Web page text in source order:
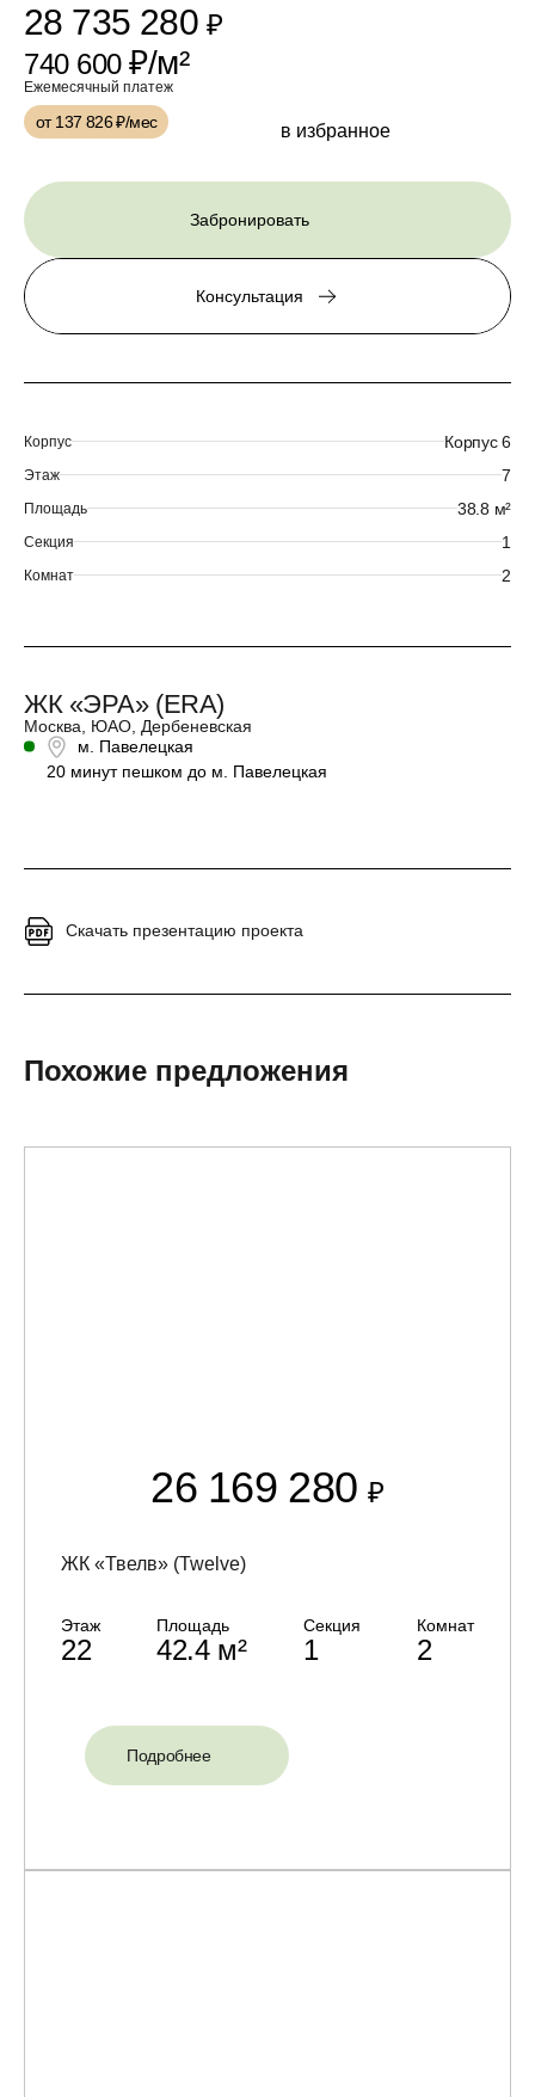
28 735 280₽
740 600₽/м²
Ежемесячный платеж
от 137 826₽/мес в избранное
Забронировать
Консультация
Корпус Корпус 6
Этаж 7
Площадь 38.8 м²
Секция 1
Комнат 2
ЖК «ЭРА» (ERA)
Москва, ЮАО, Дербеневская
м. Павелецкая
20 минут пешком до м. Павелецкая
Скачать презентацию проекта
Похожие предложения
26 169 280₽
ЖК «Твелв» (Twelve)
Этаж
22
Площадь
42.4 м²
Секция
1
Комнат
2
Подробнее